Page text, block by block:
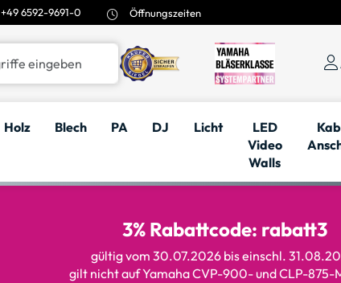
+49 6592-9691-0 Öffnungszeiten
Holz Blech PA DJ Licht
LED
Video
Walls
3% Rabattcode: rabatt3
gültig vom 30.07.2026 bis einschl.
gilt nicht auf Yamaha CVP-900- und CLP-875-